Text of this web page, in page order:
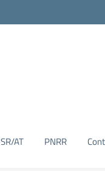
AT PNRR